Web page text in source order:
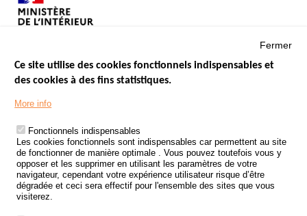
Menu
Footer
LES SITES PUBLICS
ÉTAT DE L’INSÉCURITÉ ROUTIÈRE
TRAITEMENT DES DONNÉES PERSONNELLES DES ACCIDENTS DE
LA ROUTE
ETUDES ET RECHERCHES
APPEL À PROJETS
Fermer
Ce site utilise des cookies fonctionnels indispensables et
des cookies à des fins statistiques.
More info
Fonctionnels indispensables
Les cookies fonctionnels sont indispensables car permettent au site
de fonctionner de manière optimale . Vous pouvez toutefois vous y
opposer et les supprimer en utilisant les paramètres de votre
navigateur, cependant votre expérience utilisateur risque d’être
dégradée et ceci sera effectif pour l'ensemble des sites que vous
visiterez.